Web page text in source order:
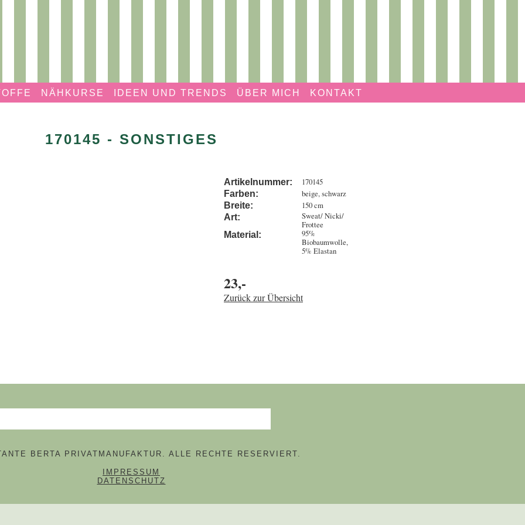
NÄHKURSE IDEEN UND TRENDS ÜBER MICH KONTAKT
170145 - SONSTIGES
Artikelnummer: 170145
Farben: beige, schwarz
Breite: 150 cm
Art:
Sweat/ Nicki/
Frottee
Material:
95%
Biobaumwolle,
5% Elastan
23,-
Zurück zur Übersicht
BERTA PRIVATMANUFAKTUR. ALLE RECHTE RESERVIERT.
NAVIGATION ÜBERSPRINGEN
IMPRESSUM
DATENSCHUTZ